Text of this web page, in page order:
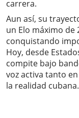
carrera.
Aun así, su
un Elo máximo de
conquistando
Hoy, desde
compite bajo
voz activa tanto
la realidad cubana.